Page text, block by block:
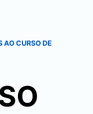
AO CURSO DE